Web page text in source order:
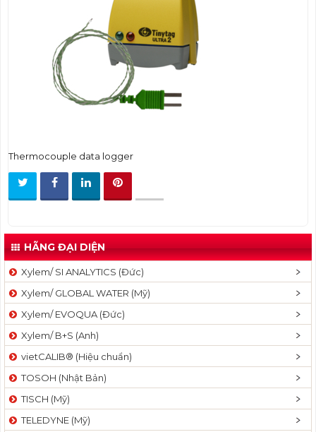
Thermocouple data logger
HÃNG ĐẠI DIỆN
Xylem/ SI ANALYTICS (Đức)
Xylem/ GLOBAL WATER (Mỹ)
Xylem/ EVOQUA (Đức)
Xylem/ B+S (Anh)
vietCALIB® (Hiệu chuẩn)
TOSOH (Nhật Bản)
TISCH (Mỹ)
TELEDYNE (Mỹ)